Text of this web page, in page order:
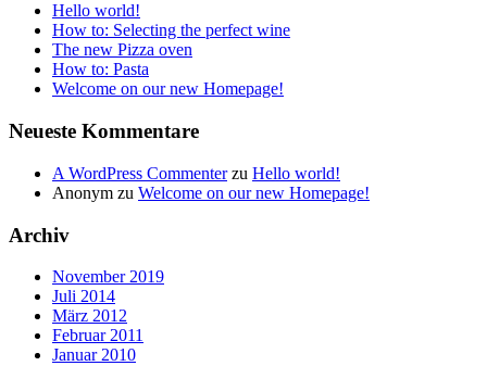
Hello world!
How to: Selecting the perfect wine
The new Pizza oven
How to: Pasta
Welcome on our new Homepage!
Neueste Kommentare
A WordPress Commenterzu Hello world!
Anonym zu Welcome on our new Homepage!
Archiv
November 2019
Juli 2014
März 2012
Februar 2011
Januar 2010